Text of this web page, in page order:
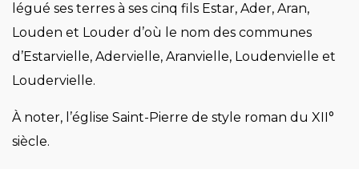
légué ses terres à ses cinq fils Estar, Ader, Aran,
Louden et Louder d’où le nom des communes
d’Estarvielle, Adervielle, Aranvielle, Loudenvielle et
Loudervielle.
À noter, l’église Saint-Pierre de style roman du XII°
siècle.